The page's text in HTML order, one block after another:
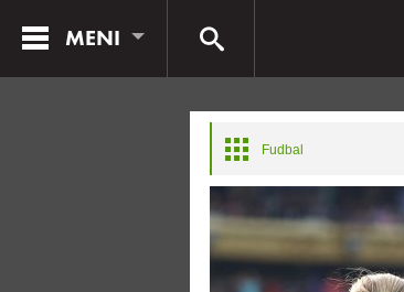
MENI
Fudbal